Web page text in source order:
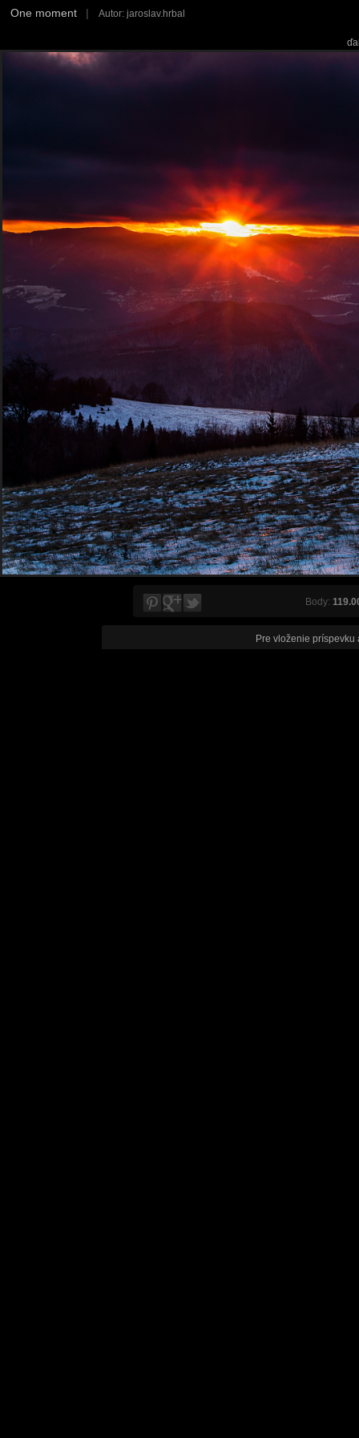
One moment | Autor: jaroslav.hrbal
Body:
Pre vloženie